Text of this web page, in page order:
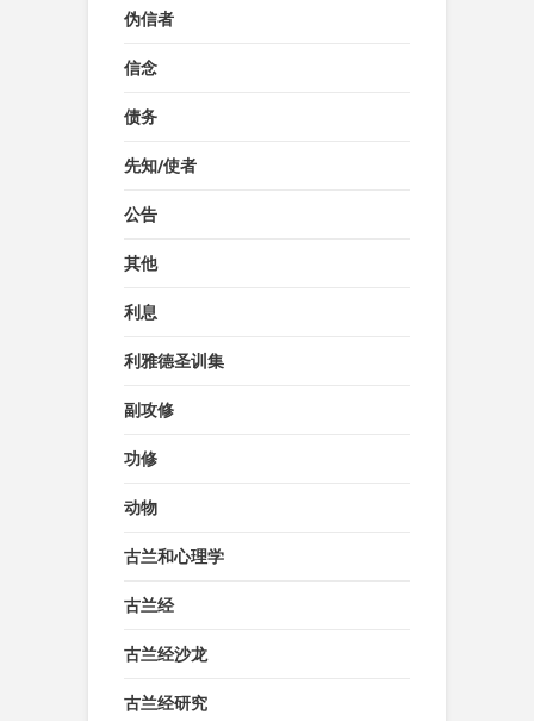
伪信者
信念
债务
先知/使者
公告
其他
利息
利雅德圣训集
副攻修
功修
动物
古兰和心理学
古兰经
古兰经沙龙
古兰经研究